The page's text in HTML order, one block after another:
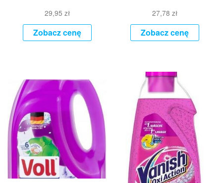
29,95 zł
Zobacz cenę
27,78zł
Zobacz cenę